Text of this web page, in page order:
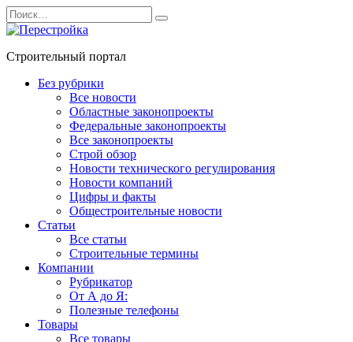
Перейти
к
содержанию
Search
for:
Строительный портал
Без рубрики
Все новости
Областные законопроекты
Федеральные законопроекты
Все законопроекты
Строй обзор
Новости технического регулирования
Новости компаний
Цифры и факты
Общестроительные новости
Статьи
Все статьи
Строительные термины
Компании
Рубрикатор
От А до Я:
Полезные телефоны
Товары
Все товары